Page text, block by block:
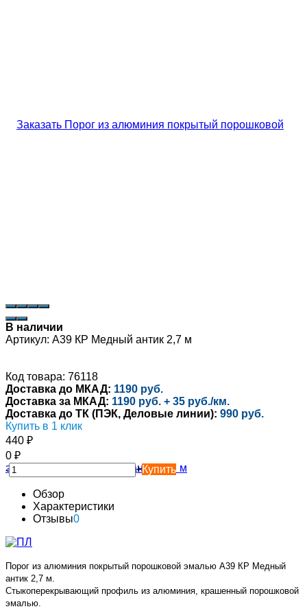
В наличии
Артикул: А39 КР Медный антик 2,7 м
Код товара: 76118
Доставка до МКАД: 1190 руб.
Доставка за МКАД: 1190 руб. + 35 руб./км.
Доставка до ТК (ПЭК, Деловые линии): 990 руб.
Купить в 1 клик
440 ₽
0 ₽
-
+Купить
Обзор
Характеристики
Отзывы0
Порог из алюминия покрытый порошковой эмалью А39 КР Медный
антик 2,7 м.
Стыкоперекрывающий профиль из алюминия, крашенный порошковой
эмалью.